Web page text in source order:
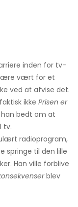
inden for tv-
vært for et
ved at afvise det.
ikke Prisen er
han bedt om at
tv.
radioprogram,
springe til den lille
Han ville forblive
blev